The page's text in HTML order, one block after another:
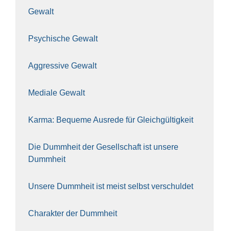
Gewalt
Psy­chi­sche Gewalt
Aggres­si­ve Gewalt
Media­le Gewalt
Kar­ma: Beque­me Aus­re­de für Gleich­gül­tig­keit
Die Dumm­heit der Gesell­schaft ist unse­re
Dumm­heit
Unse­re Dumm­heit ist meist selbst ver­schul­det
Cha­rak­ter der Dumm­heit